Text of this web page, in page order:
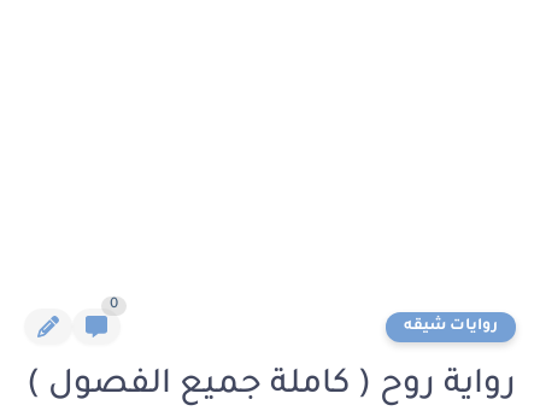
روايات شيقه
0
رواية روح ( كاملة جميع الفصول )